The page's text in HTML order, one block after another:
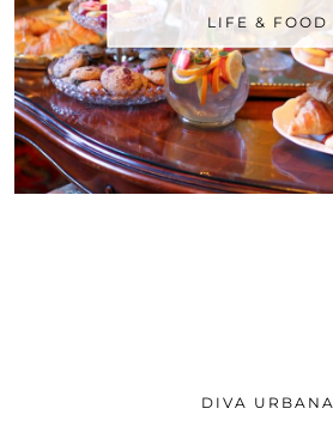
LIFE & FOOD
DIVA URBANA